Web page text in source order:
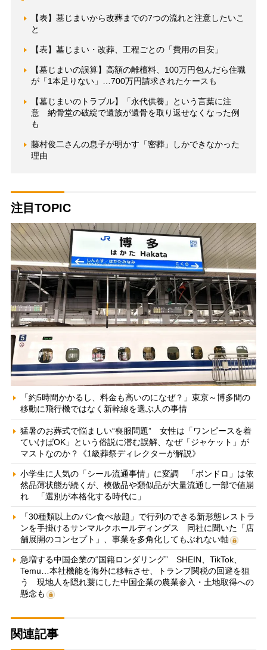
【表】墓じまいから改葬までの7つの流れと注意したいこ
と
【表】墓じまい・改葬、工程ごとの「費用の目安」
【墓じまいの誤算】高額の離檀料、100万円包んだら住職
が「1本足りない」…700万円請求されたケースも
【墓じまいのトラブル】「永代供養」という言葉に注
意 納骨堂の破綻で遺族が遺骨を取り返せなくなった例
も
藤村俊二さんの息子が明かす「密葬」しかできなかった
理由
注目TOPIC
「約5時間かかるし、料金も高いのになぜ？」東京～博多間の
移動に飛行機ではなく新幹線を選ぶ人の事情
猛暑のお葬式で悩ましい“喪服問題” 女性は「ワンピースを着
ていけばOK」という俗説に潜む誤解、なぜ「ジャケット」が
マストなのか？《1級葬祭ディレクターが解説》
小学生に人気の「シール流通事情」に変調 「ボンドロ」は依
然品薄状態が続くが、模倣品や類似品が大量流通し一部で値崩
れ 「選別が本格化する時代に」
「30種類以上のパン食べ放題」で行列のできる新形態レストラ
ンを手掛けるサンマルクホールディングス 同社に聞いた「店
舗展開のコンセプト」、事業を多角化してもぶれない軸
急増する中国企業の“国籍ロンダリング” SHEIN、TikTok、
Temu…本社機能を海外に移転させ、トランプ関税の回避を狙
う 現地人を隠れ蓑にした中国企業の農業参入・土地取得への
懸念も
関連記事